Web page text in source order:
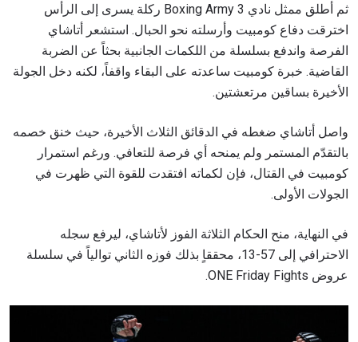
ثم أطلق ممثل نادي Boxing Army 3 ركلة يسرى إلى الرأس
اخترقت دفاع كومبيت وأرسلته نحو الحبال. استشعر أتاشاي
الفرصة واندفع بسلسلة من اللكمات الجانبية بحثاً عن الضربة
القاضية. خبرة كومبيت ساعدته على البقاء واقفاً، لكنه دخل الجولة
الأخيرة بساقين مرتعشتين.
واصل أتاشاي ضغطه في الدقائق الثلاث الأخيرة، حيث خنق خصمه
بالتقدّم المستمر ولم يمنحه أي فرصة للتعافي. ورغم استمرار
كومبيت في القتال، فإن لكماته افتقدت للقوة التي ظهرت في
الجولات الأولى.
في النهاية، منح الحكام الثلاثة الفوز لأتاشاي، ليرفع سجله
الاحترافي إلى 57-13، محققاٍ بذلك فوزه الثاني توالياً في سلسلة
عروض ONE Friday Fights.